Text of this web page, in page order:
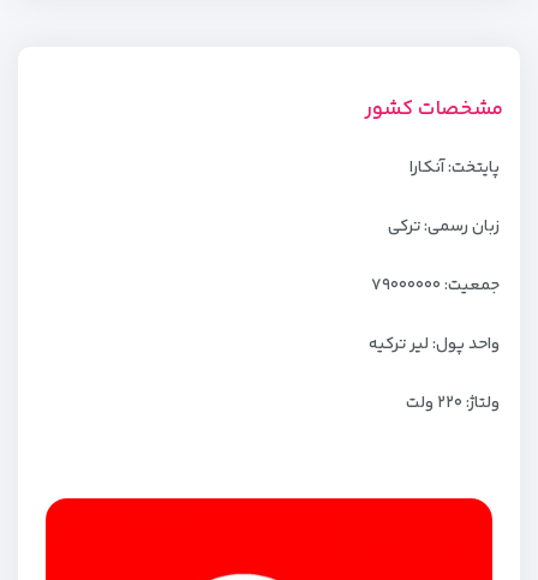
مشخصات کشور
پایتخت: آنکارا
زبان رسمی: ترکی
جمعیت: ۷۹۰۰۰۰۰۰
واحد پول: لیر ترکیه
ولتاژ: ۲۲۰ ولت